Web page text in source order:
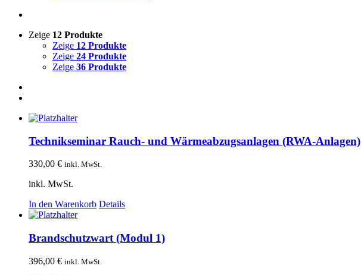
Zeige 12 Produkte
Zeige 12 Produkte
Zeige 24 Produkte
Zeige 36 Produkte
Technikseminar Rauch- und Wärmeabzugsanlagen (RWA-Anlagen)
330,00 € inkl. MwSt.
inkl. MwSt.
In den Warenkorb Details
Brandschutzwart (Modul 1)
396,00 € inkl. MwSt.